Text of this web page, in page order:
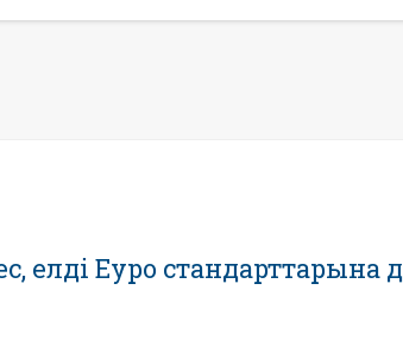
елді Еуро стандарттарына